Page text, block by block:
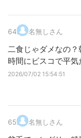
64. 名無しさん
二食じゃダメなの
時間にビスコで平気
2026/07/02 15:54:51
65. 名無しさん